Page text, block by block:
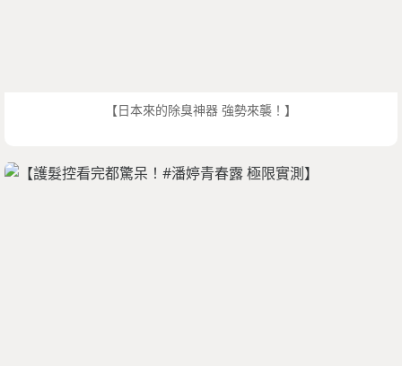
【日本來的除臭神器 強勢來襲！】